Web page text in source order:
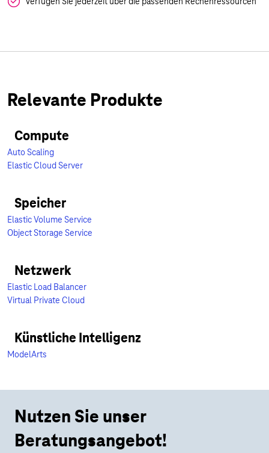
Relevante Produkte
Compute
Auto Scaling
Elastic Cloud Server
Speicher
Elastic Volume Service
Object Storage Service
Netzwerk
Elastic Load Balancer
Virtual Private Cloud
Künstliche Intelligenz
ModelArts
Nutzen Sie unser
Beratungsangebot!